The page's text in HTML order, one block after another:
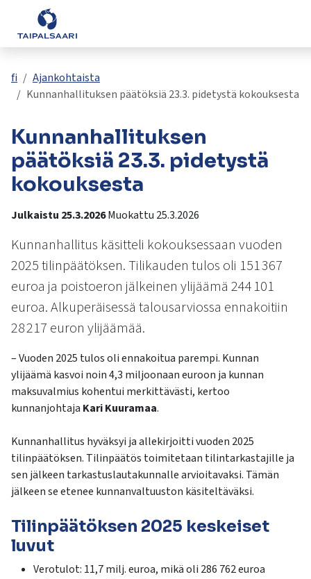
Siirry pääsisältöön
Palaute
Yhteystiedot
Valitse
oleva
tulos
ja
alasnuolilla.
Siirry
valittuun
painamalla
Kosketuslaitteiden
käyttäjät
voivat
kosketus-
ja
Asuminen ja rakentaminen
Opetus ja kasvatus
Kulttuuri ja vapaa-aika
Kunta ja päätöksenteko
Työ ja yrittäminen
fi
Ajankohtaista
Kunnanhallituksen päätöksiä 23.3. pidetystä kokouksesta
Kunnanhallituksen
päätöksiä 23.3. pidetystä
kokouksesta
Julkaistu 25.3.2026Muokattu 25.3.2026
Kunnanhallitus käsitteli kokouksessaan vuoden
2025 tilinpäätöksen. Tilikauden tulos oli 151 367
euroa ja poistoeron jälkeinen ylijäämä 244 101
euroa. Alkuperäisessä talousarviossa ennakoitiin
28 217 euron ylijäämää.
– Vuoden 2025 tulos oli ennakoitua parempi. Kunnan
ylijäämä kasvoi noin 4,3 miljoonaan euroon ja kunnan
maksuvalmius kohentui merkittävästi, kertoo
kunnanjohtaja Kari Kuuramaa.
Kunnanhallitus hyväksyi ja allekirjoitti vuoden 2025
tilinpäätöksen. Tilinpäätös toimitetaan tilintarkastajille ja
sen jälkeen tarkastuslautakunnalle arvioitavaksi. Tämän
jälkeen se etenee kunnanvaltuuston käsiteltäväksi.
Tilinpäätöksen 2025 keskeiset
luvut
Verotulot: 11,7 milj. euroa, mikä oli 286 762 euroa